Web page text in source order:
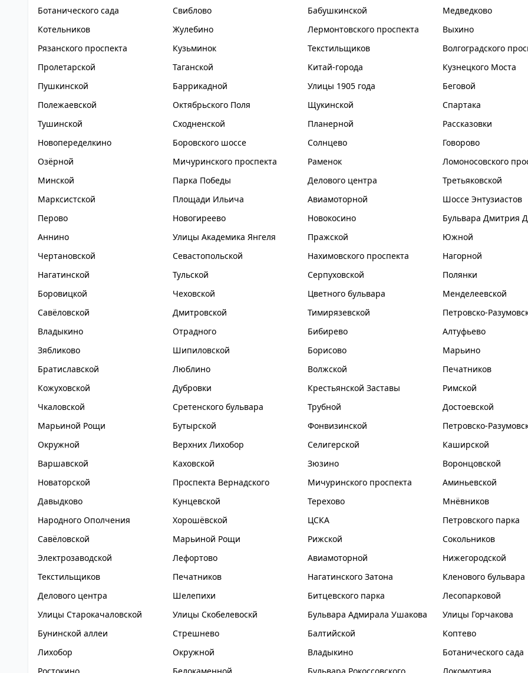
Ботанического сада
Свиблово Бабушкинской
Медведково
Котельников
Жулебино Лермонтовского проспекта
Выхино
Рязанского проспекта
Кузьминок Текстильщиков
Волгоградского
Пролетарской
Таганской Китай-города
Кузнецкого Моста
Пушкинской
Баррикадной Улицы 1905 года
Беговой
Полежаевской
Октябрьского Поля Щукинской
Спартака
Тушинской
Сходненской Планерной
Рассказовки
Новопеределкино
Боровского шоссе Солнцево
Говорово
Озёрной
Мичуринского проспекта Раменок
Ломоносовского
Минской
Парка Победы Делового центра
Третьяковской
Марксистской
Площади Ильича Авиамоторной
Шоссе Энтузиастов
Перово
Новогиреево Новокосино
Бульвара Дмитрия
Аннино
Улицы Академика Янгеля Пражской
Южной
Чертановской
Севастопольской Нахимовского проспекта
Нагорной
Нагатинской
Тульской Серпуховской
Полянки
Боровицкой
Чеховской Цветного бульвара
Менделеевской
Савёловской
Дмитровской Тимирязевской
Петровско-
Владыкино
Отрадного Бибирево
Алтуфьево
Зябликово
Шипиловской Борисово
Марьино
Братиславской
Люблино Волжской
Печатников
Кожуховской
Дубровки Крестьянской Заставы
Римской
Чкаловской
Сретенского бульвара Трубной
Достоевской
Марьиной Рощи
Бутырской Фонвизинской
Петровско-
Окружной
Верхних Лихобор Селигерской
Каширской
Варшавской
Каховской Зюзино
Воронцовской
Новаторской
Проспекта Вернадского Мичуринского проспекта
Аминьевской
Давыдково
Кунцевской Терехово
Мнёвников
Народного Ополчения
Хорошёвской ЦСКА
Петровского парка
Савёловской
Марьиной Рощи Рижской
Сокольников
Электрозаводской
Лефортово Авиамоторной
Нижегородской
Текстильщиков
Печатников Нагатинского Затона
Кленового бульвара
Делового центра
Шелепихи Битцевского парка
Лесопарковой
Улицы Старокачаловской
Улицы Скобелевоскй Бульвара Адмирала Ушакова
Улицы Горчакова
Бунинской аллеи
Стрешнево Балтийской
Коптево
Лихобор
Окружной Владыкино
Ботанического сада
Ростокино
Белокаменной Бульвара Рокоссовского Локомотива